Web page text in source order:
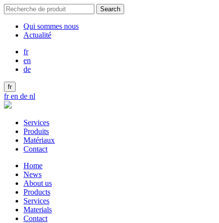
Chercher:
Qui sommes nous
Actualité
fr
en
de
fr
fren de nl
Services
Produits
Matériaux
Contact
Home
News
About us
Products
Services
Materials
Contact